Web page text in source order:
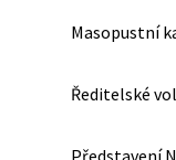
Masopustní
Ředitelské
Představení